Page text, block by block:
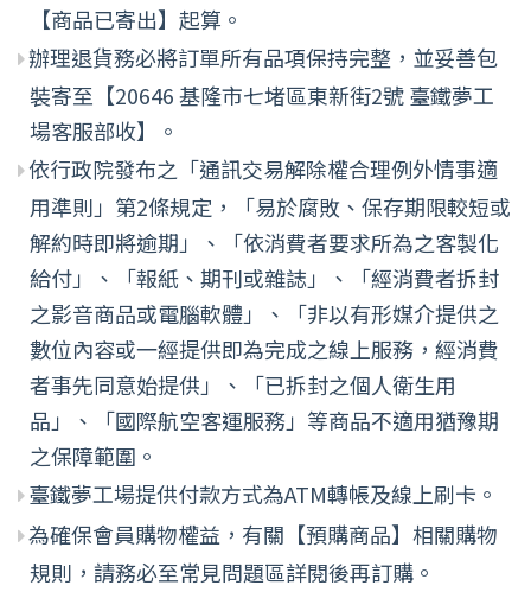
【商品已寄出】起算。
辦理退貨務必將訂單所有品項保持完整，並妥善包
裝寄至【20646 基隆市七堵區東新街2號 臺鐵夢工
場客服部收】。
依行政院發布之「通訊交易解除權合理例外情事適
用準則」第2條規定，「易於腐敗、保存期限較短或
解約時即將逾期」、「依消費者要求所為之客製化
給付」、「報紙、期刊或雜誌」、「經消費者拆封
之影音商品或電腦軟體」、「非以有形媒介提供之
數位內容或一經提供即為完成之線上服務，經消費
者事先同意始提供」、「已拆封之個人衛生用
品」、「國際航空客運服務」等商品不適用猶豫期
之保障範圍。
臺鐵夢工場提供付款方式為ATM轉帳及線上刷卡。
為確保會員購物權益，有關【預購商品】相關購物
規則，請務必至常見問題區詳閱後再訂購。